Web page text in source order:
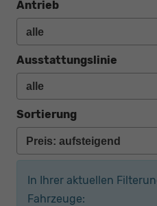
Antrieb
Ausstattungslinie
Sortierung
In Ihrer aktuellen
Fahrzeuge: